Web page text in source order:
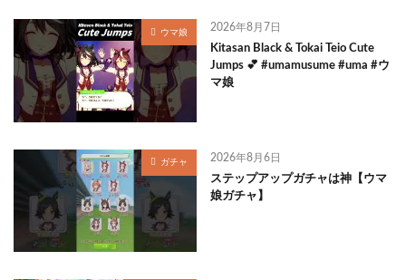
ウマ娘 2026年8月7日
Kitasan Black & Tokai Teio Cute
Jumps 💕 #umamusume #uma #ウ
マ娘
ガチャ 2026年8月6日
ステップアップガチャは神【ウマ
娘ガチャ】